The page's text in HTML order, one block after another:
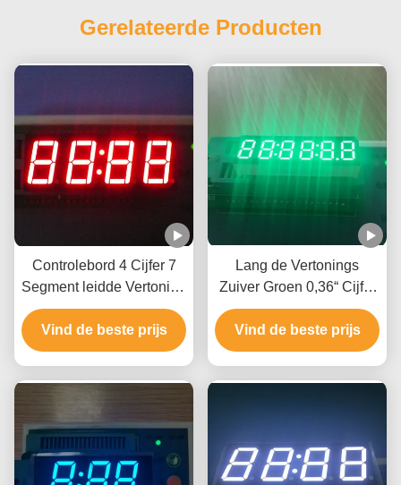
Gerelateerde Producten
Controlebord 4 Cijfer 7
Segment leidde Vertoning
14.2mm Grootte 50,3 x 19
x 8mm
Vind de beste prijs
Lang de Vertonings
Zuiver Groen 0,36“ Cijfer
6 van de Leven Digitaal
Klok voor Controlebord
Vind de beste prijs